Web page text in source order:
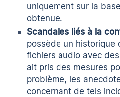
uniquement sur la
obtenue.
Scandales liés à la
possède un historique
fichiers audio avec
ait pris des mesures
problème, les
concernant de tels